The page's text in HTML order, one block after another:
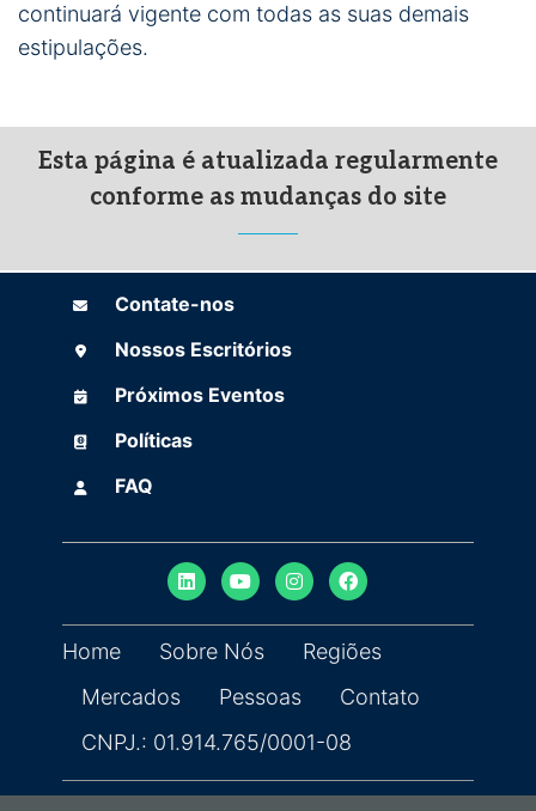
continuará vigente com todas as suas demais
estipulações.
Esta página é atualizada regularmente
conforme as mudanças do site
Contate-nos
Contate-nos
Nossos Escritórios
Nossos Escritórios
Próximos Eventos
Próximos Eventos
Políticas
Políticas(opens in new tab)
FAQ
FAQ
Home Sobre Nós
Regiões
Mercados
Pessoas
Contato
CNPJ.: 01.914.765/0001-08